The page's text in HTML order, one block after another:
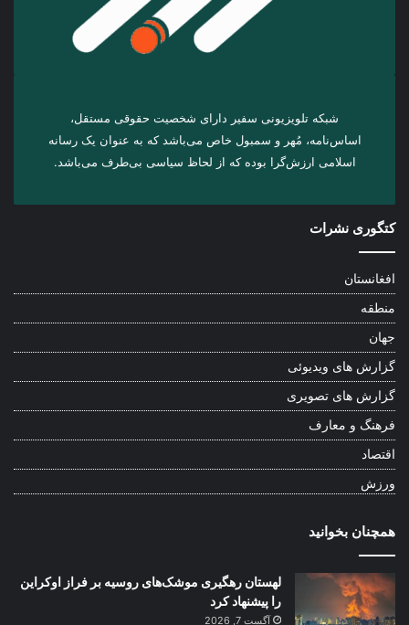
شبکه تلویزیونی سفیر دارای شخصیت حقوقی مستقل،
اساس‌نامه، مُهر و سمبول خاص می‌باشد که به عنوان یک رسانه
اسلامی ارزش‌گرا بوده که از لحاظ سیاسی بی‌طرف می‌باشد.
کتگوری نشرات
افغانستان
منطقه
جهان
گزارش های ویدیوئی
گزارش های تصویری
فرهنگ و معارف
اقتصاد
ورزش
همچنان بخوانید
لهستان رهگیری موشک‌های روسیه بر فراز اوکراین
را پیشنهاد کرد
آگست 7, 2026